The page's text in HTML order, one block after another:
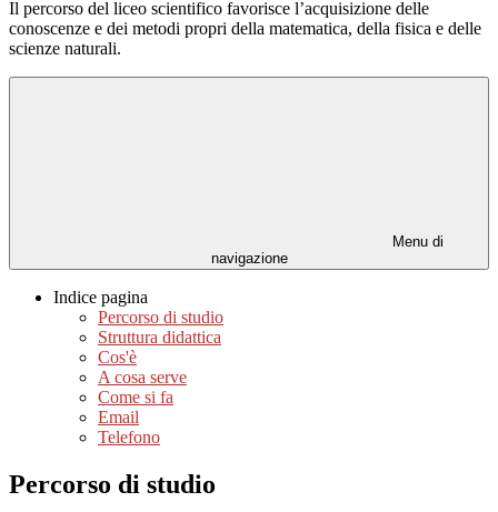
Il percorso del liceo scientifico favorisce l’acquisizione delle
conoscenze e dei metodi propri della matematica, della fisica e delle
scienze naturali.
Menu di
navigazione
Indice pagina
Percorso di studio
Struttura didattica
Cos'è
A cosa serve
Come si fa
Email
Telefono
Percorso di studio